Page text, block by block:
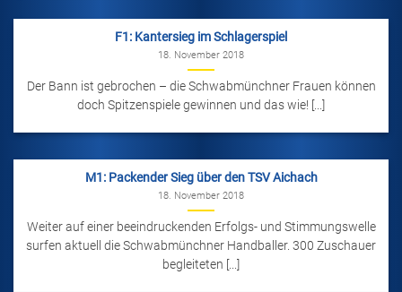
F1: Kantersieg im Schlagerspiel
18. November 2018
Der Bann ist gebrochen – die Schwabmünchner Frauen können
doch Spitzenspiele gewinnen und das wie! [...]
M1: Packender Sieg über den TSV Aichach
18. November 2018
Weiter auf einer beeindruckenden Erfolgs- und Stimmungswelle
surfen aktuell die Schwabmünchner Handballer. 300 Zuschauer
begleiteten [...]